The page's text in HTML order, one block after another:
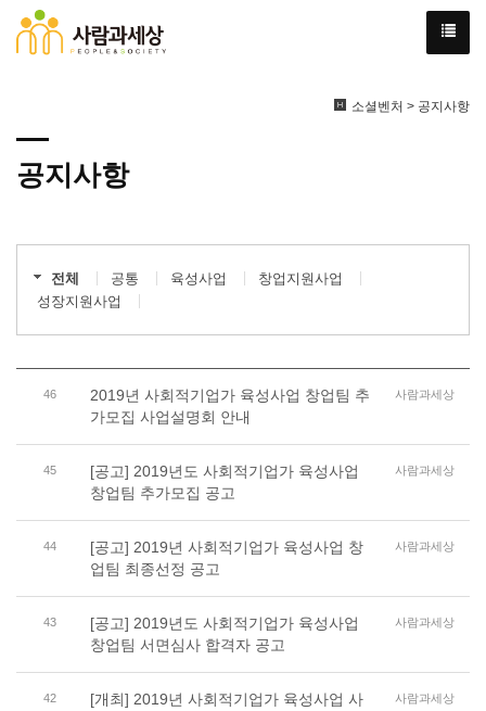
소셜벤처 > 공지사항
공지사항
전체 공통 육성사업
창업지원사업
성장지원사업
46
2019년 사회적기업가 육성사업 창업팀 추
가모집 사업설명회 안내
사람과세상
45
[공고] 2019년도 사회적기업가 육성사업
창업팀 추가모집 공고
사람과세상
44
[공고] 2019년 사회적기업가 육성사업 창
업팀 최종선정 공고
사람과세상
43
[공고] 2019년도 사회적기업가 육성사업
창업팀 서면심사 합격자 공고
사람과세상
42
[개최] 2019년 사회적기업가 육성사업 사
사람과세상